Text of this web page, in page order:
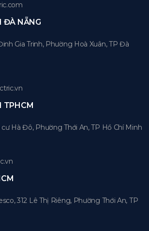
ĐÀ NẴNG
Gia Trinh, Phường Hoà Xuân, TP Đà
TPHCM
cư Hà Đô, Phường Thới An, TP Hồ Chí Minh
312 Lê Thị Riêng, Phường Thới An, TP